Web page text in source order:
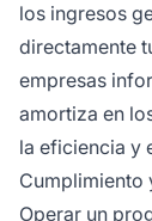
los ingresos
directamente
empresas
amortiza en
la eficiencia y
Cumplimiento
Operar un